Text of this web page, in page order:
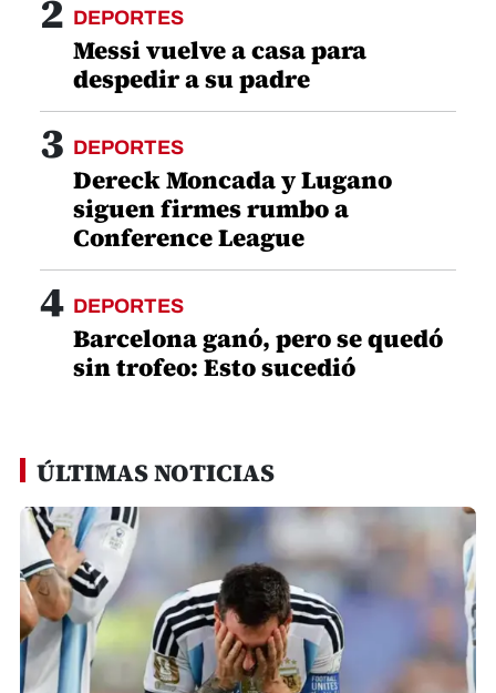
2 DEPORTES
Messi vuelve a casa para
despedir a su padre
3 DEPORTES
Dereck Moncada y Lugano
siguen firmes rumbo a
Conference League
4 DEPORTES
Barcelona ganó, pero se quedó
sin trofeo: Esto sucedió
ÚLTIMAS NOTICIAS